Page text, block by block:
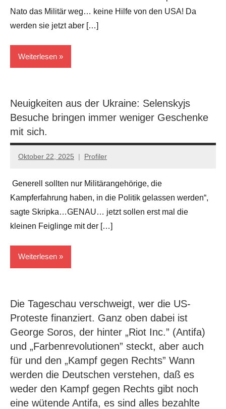
Nato das Militär weg… keine Hilfe von den USA! Da
werden sie jetzt aber […]
Weiterlesen
Neuigkeiten aus der Ukraine: Selenskyjs
Besuche bringen immer weniger Geschenke
mit sich.
Oktober 22, 2025 Profiler
Keine
Generell sollten nur Militärangehörige, die
Kampferfahrung haben, in die Politik gelassen werden“,
sagte Skripka…GENAU… jetzt sollen erst mal die
kleinen Feiglinge mit der […]
Weiterlesen
Die Tageschau verschweigt, wer die US-
Proteste finanziert. Ganz oben dabei ist
George Soros, der hinter „Riot Inc.” (Antifa)
und „Farbenrevolutionen” steckt, aber auch
für und den „Kampf gegen Rechts” Wann
werden die Deutschen verstehen, daß es
weder den Kampf gegen Rechts gibt noch
eine wütende Antifa, es sind alles bezahlte